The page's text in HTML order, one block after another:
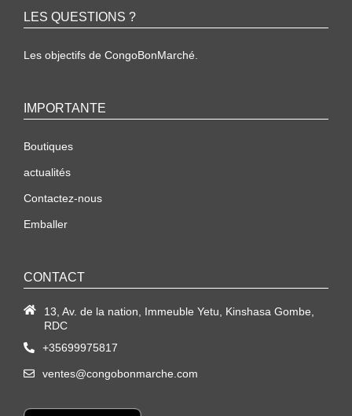
LES QUESTIONS ?
Les objectifs de CongoBonMarché.
IMPORTANTE
Boutiques
actualités
Contactez-nous
Emballer
CONTACT
13, Av. de la nation, Immeuble Yetu, Kinshasa Gombe,
RDC
+35699975817
ventes@congobonmarche.com